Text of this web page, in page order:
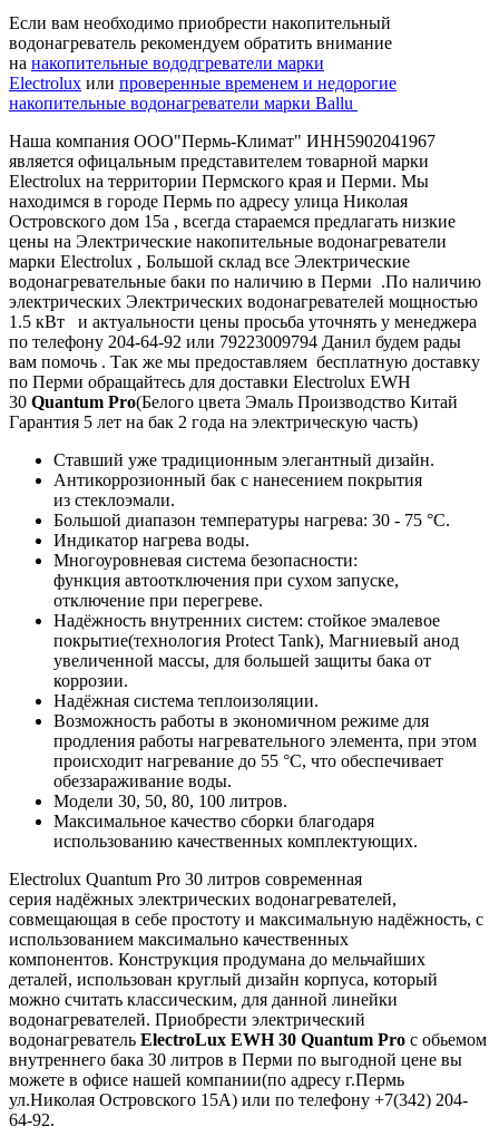
Если вам необходимо приобрести накопительный
водонагреватель рекомендуем обратить внимание
на накопительные вододгреватели марки
Electrolux или проверенные временем и недорогие
накопительные водонагреватели марки Ballu
Наша компания ООО"Пермь-Климат" ИНН5902041967
является офицальным представителем товарной марки
Electrolux на территории Пермского края и Перми. Мы
находимся в городе Пермь по адресу улица Николая
Островского дом 15а , всегда стараемся предлагать низкие
цены на Электрические накопительные водонагреватели
марки Electrolux , Большой склад все Электрические
водонагревательные баки по наличию в Перми .По наличию
электрических Электрических водонагревателей мощностью
1.5 кВт и актуальности цены просьба уточнять у менеджера
по телефону 204-64-92 или 79223009794 Данил будем рады
вам помочь . Так же мы предоставляем бесплатную доставку
по Перми обращайтесь для доставки Electrolux EWH
30 Quantum Pro(Белого цвета Эмаль Производство Китай
Гарантия 5 лет на бак 2 года на электрическую часть)
Ставший уже традиционным элегантный дизайн.
Антикоррозионный бак с нанесением покрытия
из стеклоэмали.
Большой диапазон температуры нагрева: 30 - 75 °C.
Индикатор нагрева воды.
Многоуровневая система безопасности:
функция автоотключения при сухом запуске,
отключение при перегреве.
Надёжность внутренних систем: стойкое эмалевое
покрытие(технология Protect Tank), Магниевый анод
увеличенной массы, для большей защиты бака от
коррозии.
Надёжная система теплоизоляции.
Возможность работы в экономичном режиме для
продления работы нагревательного элемента, при этом
происходит нагревание до 55 °C, что обеспечивает
обеззараживание воды.
Модели 30, 50, 80, 100 литров.
Максимальное качество сборки благодаря
использованию качественных комплектующих.
Electrolux Quantum Pro 30 литров современная
серия надёжных электрических водонагревателей,
совмещающая в себе простоту и максимальную надёжность, с
использованием максимально качественных
компонентов. Конструкция продумана до мельчайших
деталей, использован круглый дизайн корпуса, который
можно считать классическим, для данной линейки
водонагревателей. Приобрести электрический
водонагреватель ElectroLux EWH 30 Quantum Pro с обьемом
внутреннего бака 30 литров в Перми по выгодной цене вы
можете в офисе нашей компании(по адресу г.Пермь
ул.Николая Островского 15А) или по телефону +7(342) 204-
64-92.